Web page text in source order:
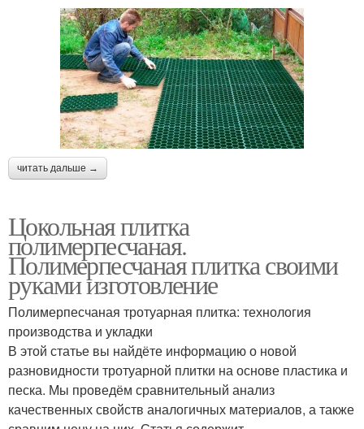
читать дальше →
Цокольная плитка
полимерпесчаная.
Полимерпесчаная плитка своими
руками изготовление
Полимерпесчаная тротуарная плитка: технология
производства и укладки
В этой статье вы найдёте информацию о новой
разновидности тротуарной плитки на основе пластика и
песка. Мы проведём сравнительный анализ
качественных свойств аналогичных материалов, а также